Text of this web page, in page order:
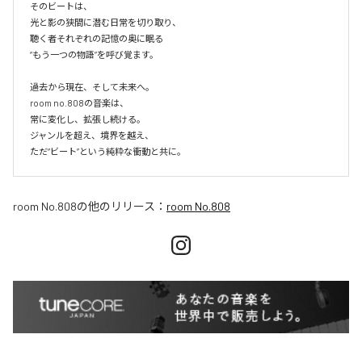
そのビートは、
光と影の狭間に潜む日常を切り取り、
聴く者それぞれの記憶の奥に眠る
“もう一つの物語”を呼び覚ます。
過去から現在、そして未来へ。
room no.808の音楽は、
常に変化し、拡張し続ける。
ジャンルを超え、境界を越え、
room No.808の他のリリース： room No.808